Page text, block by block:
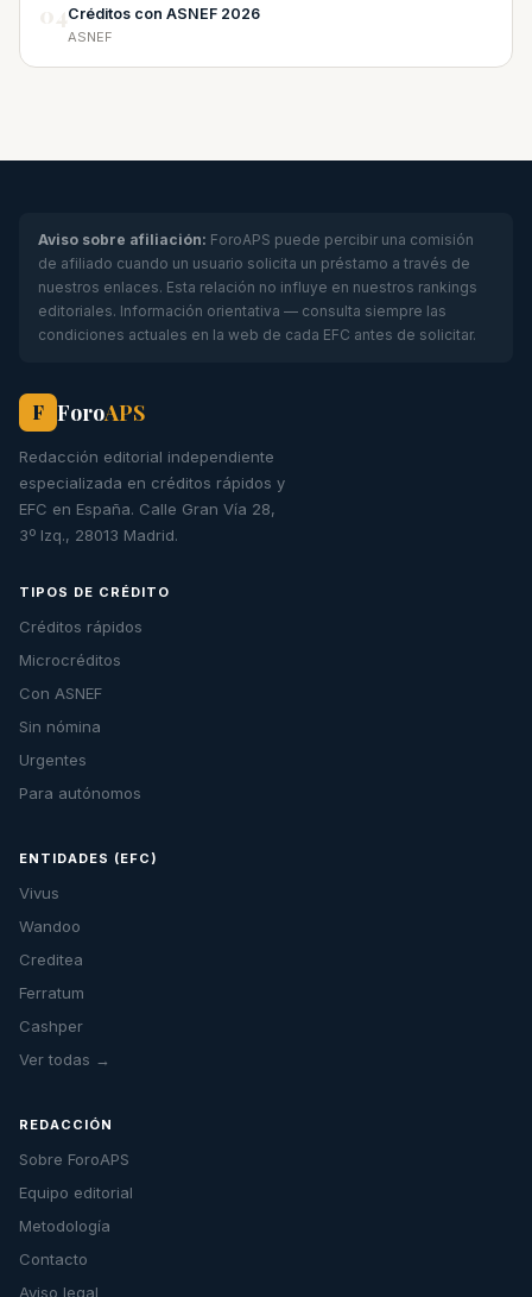
Créditos con ASNEF 2026
ASNEF
Aviso sobre afiliación: ForoAPS puede percibir una comisión
de afiliado cuando un usuario solicita un préstamo a través de
nuestros enlaces. Esta relación no influye en nuestros rankings
editoriales. Información orientativa — consulta siempre las
condiciones actuales en la web de cada EFC antes de solicitar.
F ForoAPS
Redacción editorial independiente
especializada en créditos rápidos y
EFC en España. Calle Gran Vía 28,
3º Izq., 28013 Madrid.
TIPOS DE CRÉDITO
Créditos rápidos
Microcréditos
Con ASNEF
Sin nómina
Urgentes
Para autónomos
ENTIDADES (EFC)
Vivus
Wandoo
Creditea
Ferratum
Cashper
Ver todas →
REDACCIÓN
Sobre ForoAPS
Equipo editorial
Metodología
Contacto
Aviso legal